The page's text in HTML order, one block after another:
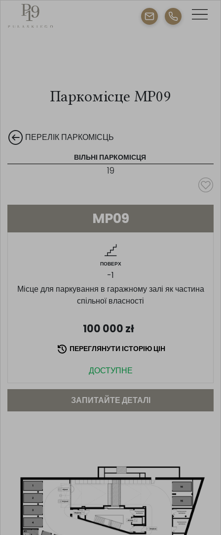
Паркомісце MP09
ПЕРЕЛІК ПАРКОМІСЦЬ
ВІЛЬНІ ПАРКОМІСЦЯ
19
MP09
ПОВЕРХ
-1
Місце для паркування в гаражному залі як частина
спільної власності
100 000 zł
ПЕРЕГЛЯНУТИ ІСТОРІЮ ЦІН
ДОСТУПНЕ
ЗАПИТАЙТЕ ДЕТАЛІ